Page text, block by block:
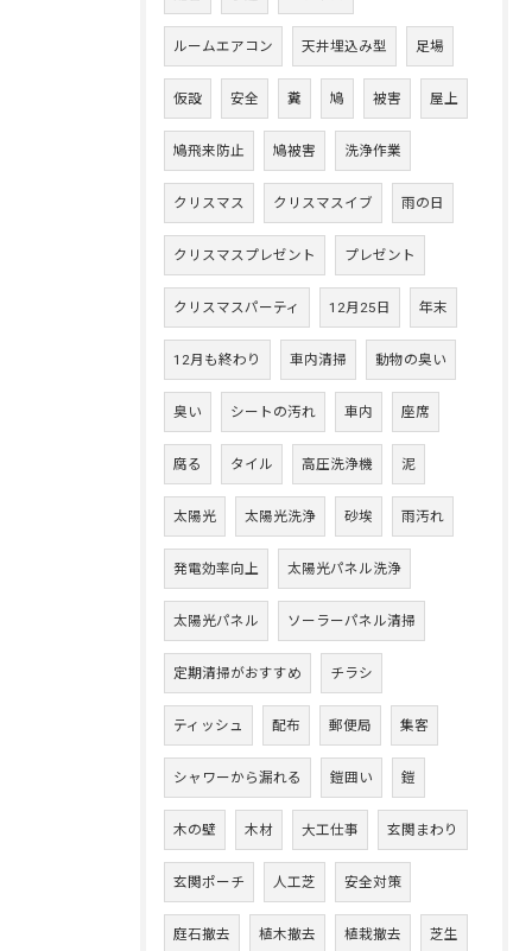
ルームエアコン 天井埋込み型 足場
仮設 安全 糞 鳩 被害 屋上
鳩飛来防止 鳩被害 洗浄作業
クリスマス クリスマスイブ 雨の日
クリスマスプレゼント プレゼント
クリスマスパーティ 12月25日 年末
12月も終わり 車内清掃 動物の臭い
臭い シートの汚れ 車内 座席
腐る タイル 高圧洗浄機 泥
太陽光 太陽光洗浄 砂埃 雨汚れ
発電効率向上 太陽光パネル洗浄
太陽光パネル ソーラーパネル清掃
定期清掃がおすすめ チラシ
ティッシュ 配布 郵便局 集客
シャワーから漏れる 鎧囲い 鎧
木の壁 木材 大工仕事 玄関まわり
玄関ポーチ 人工芝 安全対策
庭石撤去 植木撤去 植栽撤去 芝生